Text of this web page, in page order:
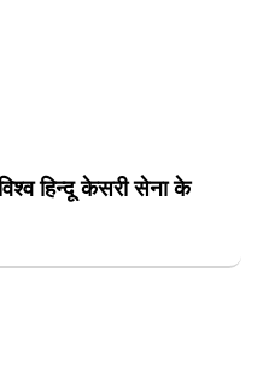
हिन्दू केसरी सेना के